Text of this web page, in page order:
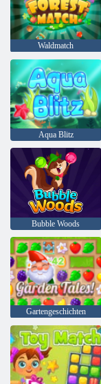
Waldmatch
Aqua Blitz
Bubble Woods
Gartengeschichten